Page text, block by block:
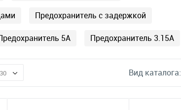
Предохранитель с задержкой
5А Предохранитель 3.15А
30 Вид каталога: